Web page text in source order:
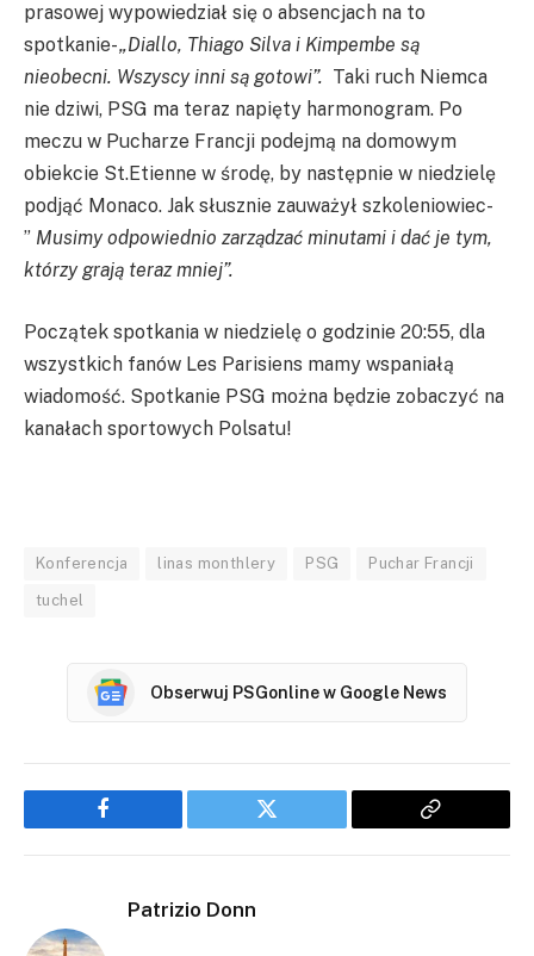
prasowej wypowiedział się o absencjach na to
spotkanie-„Diallo, Thiago Silva i Kimpembe są
nieobecni. Wszyscy inni są gotowi”. Taki ruch Niemca
nie dziwi, PSG ma teraz napięty harmonogram. Po
meczu w Pucharze Francji podejmą na domowym
obiekcie St.Etienne w środę, by następnie w niedzielę
podjąć Monaco. Jak słusznie zauważył szkoleniowiec-
” Musimy odpowiednio zarządzać minutami i dać je tym,
którzy grają teraz mniej”.
Początek spotkania w niedzielę o godzinie 20:55, dla
wszystkich fanów Les Parisiens mamy wspaniałą
wiadomość. Spotkanie PSG można będzie zobaczyć na
kanałach sportowych Polsatu!
Konferencja linas monthlery PSG Puchar Francji
tuchel
Obserwuj PSGonline w Google News
Facebook Twitter
Copy
Patrizio Donn